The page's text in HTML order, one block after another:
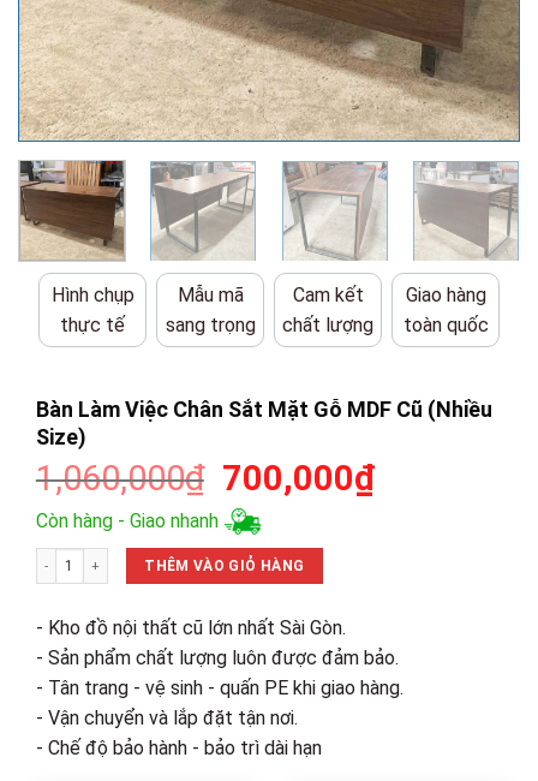
Hình chụp
thực tế
Mẫu mã
sang trọng
Cam kết
chất lượng
Giao hàng
toàn quốc
Bàn Làm Việc Chân Sắt Mặt Gỗ MDF Cũ (Nhiều
Size)
1,060,000₫ Giá
gốc
là:
1,060,000₫.
700,000₫Giá
Còn hàng - Giao nhanh
Bàn Làm Việc Chân Sắt Mặt Gỗ MDF Cũ (Nhiều Size) số lượng
THÊM VÀO GIỎ HÀNG
- Kho đồ nội thất cũ lớn nhất Sài Gòn.
- Sản phẩm chất lượng luôn được đảm bảo.
- Tân trang - vệ sinh - quấn PE khi giao hàng.
- Vận chuyển và lắp đặt tận nơi.
- Chế độ bảo hành - bảo trì dài hạn